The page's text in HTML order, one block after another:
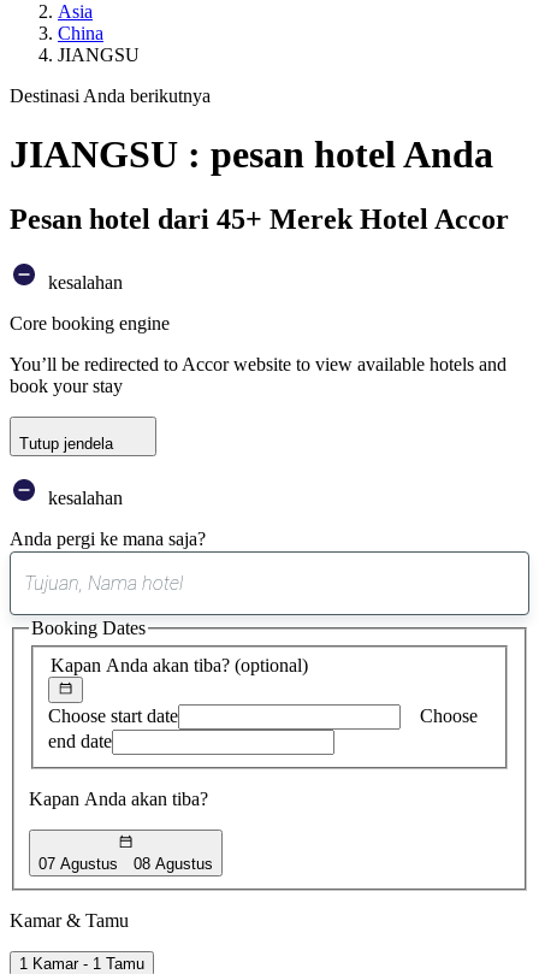
Asia
China
JIANGSU
Destinasi Anda berikutnya
JIANGSU : pesan hotel Anda
Pesan hotel dari 45+ Merek Hotel Accor
kesalahan
Core booking engine
You’ll be redirected to Accor website to view available hotels and
book your stay
Tutup jendela
kesalahan
Anda pergi ke mana saja?
saran
ditemukan
Kapan Anda akan tiba? (optional)
Choose start date
Choose
end date
Kapan Anda akan tiba?
07 Agustus 08 Agustus
Booking Dates
Kamar & Tamu
1 Kamar - 1 Tamu